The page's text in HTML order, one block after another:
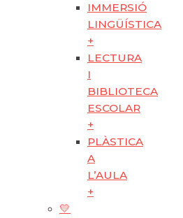
IMMERSIÓ
LINGÜÍSTICA
+
LECTURA
I
BIBLIOTECA
ESCOLAR
+
PLÀSTICA
A
L’AULA
+
💛